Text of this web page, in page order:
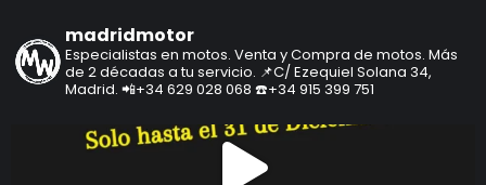
madridmotor
Especialistas en motos. Venta y Compra de motos. Más
de 2 décadas a tu servicio. 📌C/ Ezequiel Solana 34,
Madrid. 📲+34 629 028 068 ☎️+34 915 399 751